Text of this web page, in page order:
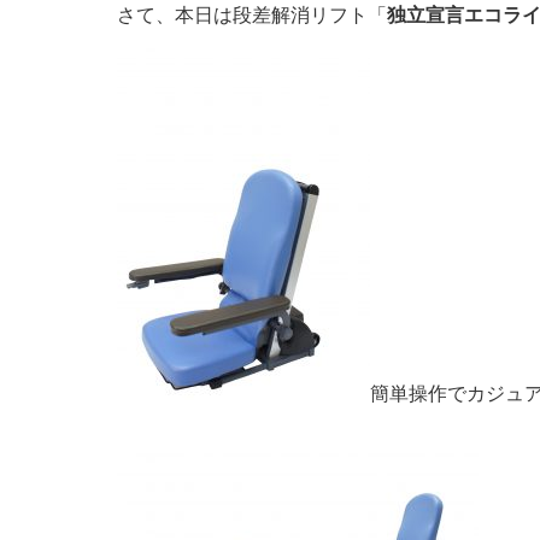
さて、本日は段差解消リフト「 独立宣言エコラ
簡単操作でカジュ